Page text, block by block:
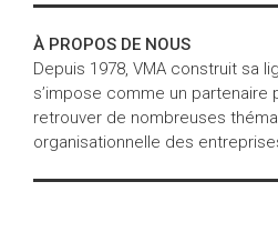
À PROPOS DE NOUS
Depuis 1978, VMA construit sa
s’impose comme un
retrouver de nombreuses
organisationnelle des